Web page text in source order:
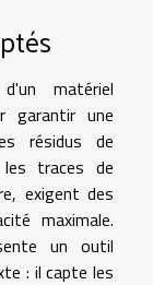
matériel
garantir une
résidus de
traces de
exigent des
maximale.
un outil
: il capte les